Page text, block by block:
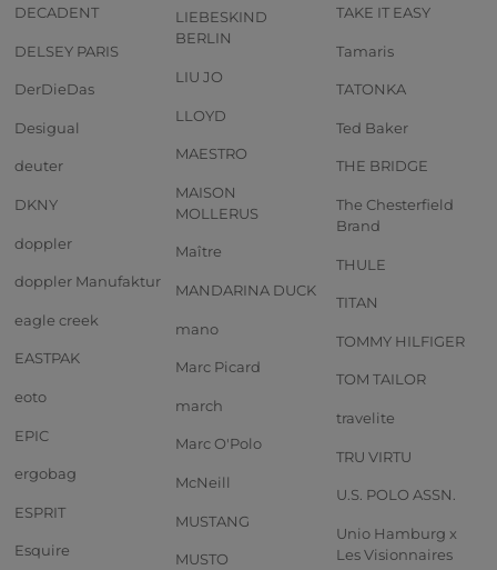
DECADENT
DELSEY PARIS
DerDieDas
Desigual
deuter
DKNY
doppler
doppler Manufaktur
eagle creek
EASTPAK
eoto
EPIC
ergobag
ESPRIT
Esquire
LIEBESKIND
BERLIN
LIU JO
LLOYD
MAESTRO
MAISON
MOLLERUS
Maître
MANDARINA DUCK
mano
Marc Picard
march
Marc O'Polo
McNeill
MUSTANG
MUSTO
TAKE IT EASY
Tamaris
TATONKA
Ted Baker
THE BRIDGE
The Chesterfield
Brand
THULE
TITAN
TOMMY HILFIGER
TOM TAILOR
travelite
TRU VIRTU
U.S. POLO ASSN.
Unio Hamburg x
Les Visionnaires